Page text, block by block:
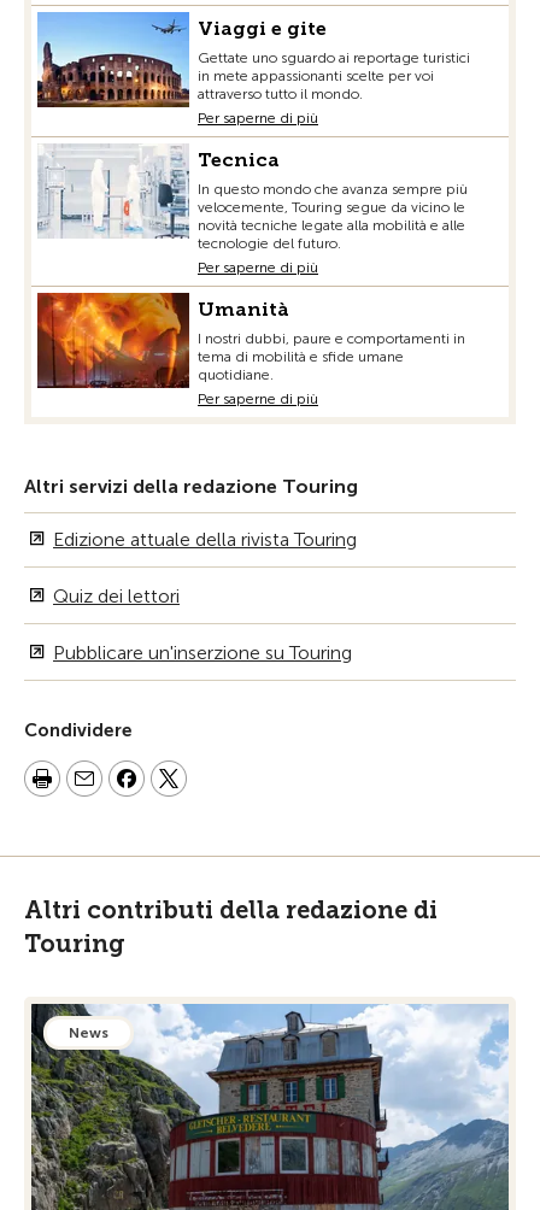
Viaggi e gite
Gettate uno sguardo ai reportage turistici
in mete appassionanti scelte per voi
attraverso tutto il mondo.
Per saperne di più
Tecnica
In questo mondo che avanza sempre più
velocemente, Touring segue da vicino le
novità tecniche legate alla mobilità e alle
tecnologie del futuro.
Per saperne di più
Umanità
I nostri dubbi, paure e comportamenti in
tema di mobilità e sfide umane
quotidiane.
Per saperne di più
Altri servizi della redazione Touring
Edizione attuale della rivista Touring
Quiz dei lettori
Pubblicare un'inserzione su Touring
Condividere
Altri contributi della redazione di
Touring
News